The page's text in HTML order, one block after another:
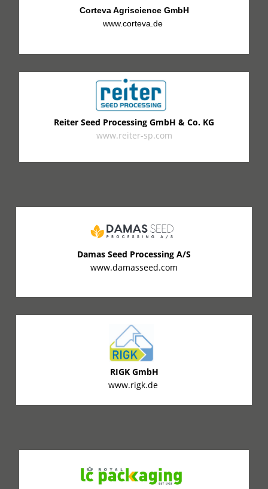
Corteva Agriscience GmbH
www.corteva.de
Reiter Seed Processing GmbH & Co. KG
www.reiter-sp.com
Damas Seed Processing A/S
www.damasseed.com
RIGK GmbH
www.rigk.de